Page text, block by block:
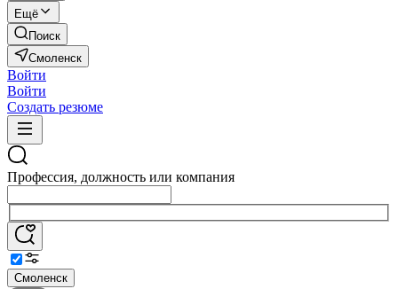
Ещё
Поиск
Смоленск
Войти
Войти
Создать резюме
Профессия, должность или компания
Смоленск